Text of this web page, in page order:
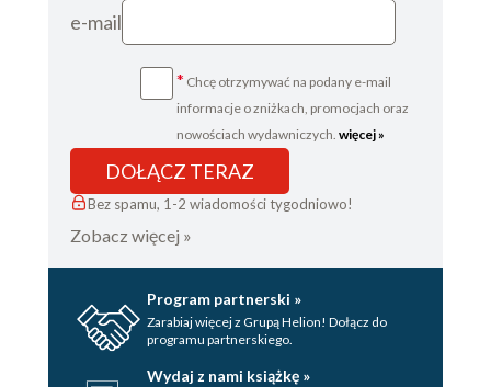
e-mail
* Chcę otrzymywać na podany e-mail
informacje o zniżkach, promocjach oraz
nowościach wydawniczych. więcej »
DOŁĄCZ TERAZ
Bez spamu, 1-2 wiadomości tygodniowo!
Zobacz więcej »
Program partnerski »
Zarabiaj więcej z Grupą Helion! Dołącz do
programu partnerskiego.
Wydaj z nami książkę »